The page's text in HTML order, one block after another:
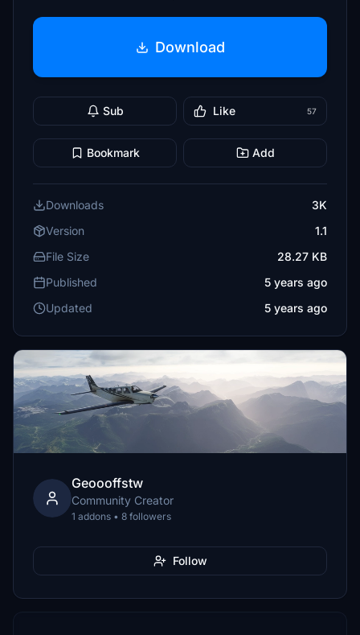
Download
Sub Like 57
Bookmark Add
Downloads
3K
Version
1.1
File Size
28.27 KB
Published
5 years ago
Updated
5 years ago
Geoooffstw
Community Creator
1 addons • 8 followers
Follow